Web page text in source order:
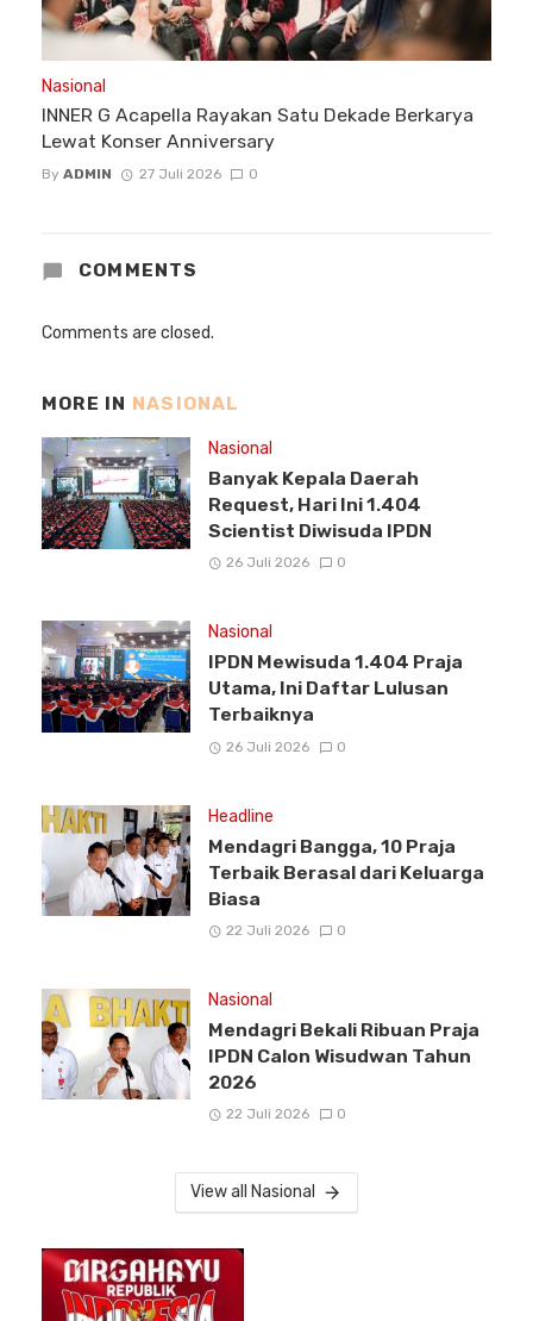
Nasional
INNER G Acapella Rayakan Satu Dekade Berkarya
Lewat Konser Anniversary
By ADMIN 27 Juli 2026 0
COMMENTS
Comments are closed.
MORE IN NASIONAL
Nasional
Banyak Kepala Daerah
Request, Hari Ini 1.404
Scientist Diwisuda IPDN
26 Juli 2026 0
Nasional
IPDN Mewisuda 1.404 Praja
Utama, Ini Daftar Lulusan
Terbaiknya
26 Juli 2026 0
Headline
Mendagri Bangga, 10 Praja
Terbaik Berasal dari Keluarga
Biasa
22 Juli 2026 0
Nasional
Mendagri Bekali Ribuan Praja
IPDN Calon Wisudwan Tahun
2026
22 Juli 2026 0
View all Nasional